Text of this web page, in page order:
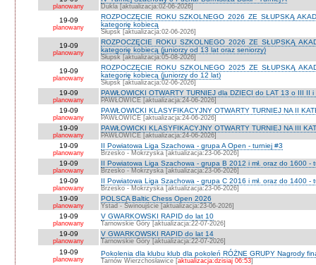
planowany Dukla [aktualizacja:02-06-2026]
19-09
planowany
ROZPOCZĘCIE ROKU SZKOLNEGO 2026 ZE SŁUPSKĄ
kategorię kobiecą
Słupsk [aktualizacja:02-06-2026]
19-09
planowany
ROZPOCZĘCIE ROKU SZKOLNEGO 2026 ZE SŁUPSKĄ
kategorię kobiecą (juniorzy od 13 lat oraz seniorzy)
Słupsk [aktualizacja:05-08-2026]
19-09
planowany
ROZPOCZĘCIE ROKU SZKOLNEGO 2025 ZE SŁUPSKĄ
kategorię kobiecą (juniorzy do 12 lat)
Słupsk [aktualizacja:02-06-2026]
19-09
planowany
PAWŁOWICKI OTWARTY TURNIEJ dla DZIECI do LAT 13 o III II
PAWŁOWICE [aktualizacja:24-06-2026]
19-09
planowany
PAWŁOWICKI KLASYFIKACYJNY OTWARTY TURNIEJ NA II
PAWŁOWICE [aktualizacja:24-06-2026]
19-09
planowany
PAWŁOWICKI KLASYFIKACYJNY OTWARTY TURNIEJ NA III
PAWŁOWICE [aktualizacja:24-06-2026]
19-09
planowany
II Powiatowa Liga Szachowa - grupa A Open - turniej #3
Brzesko - Mokrzyska [aktualizacja:23-06-2026]
19-09
planowany
II Powiatowa Liga Szachowa - grupa B 2012 i mł. oraz do 1600 -
Brzesko - Mokrzyska [aktualizacja:23-06-2026]
19-09
planowany
II Powiatowa Liga Szachowa - grupa C 2016 i mł. oraz do 1400 -
Brzesko - Mokrzyska [aktualizacja:23-06-2026]
19-09
planowany
POLSCA Baltic Chess Open 2026
Ystad - Świnoujście [aktualizacja:23-06-2026]
19-09
planowany
V GWARKOWSKI RAPID do lat 10
Tarnowskie Góry [aktualizacja:22-07-2026]
19-09
planowany
V GWARKOWSKI RAPID do lat 14
Tarnowskie Góry [aktualizacja:22-07-2026]
19-09
planowany
Pokolenia dla klubu klub dla pokoleń RÓŻNE GRUPY Nagrody
Tarnów Wierzchosławice [aktualizacja:dzisiaj 06:53]